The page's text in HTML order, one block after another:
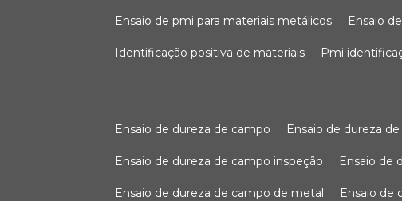
ensaio de pmi para materiais metálicos ensaio
identificação positiva de materiais pmi
ensaio de dureza de campo ensaio de dureza
ensaio de dureza de campo inspeção ensaio de
ensaio de dureza de campo de metal ensaio